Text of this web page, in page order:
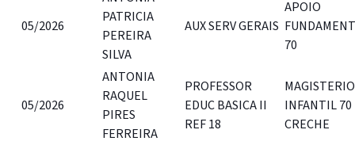
05/2026
PATRICIA
PEREIRA
SILVA
AUX SERV GERAIS
APOIO
70
05/2026
ANTONIA
RAQUEL
PIRES
FERREIRA
PROFESSOR
EDUC BASICA II
REF 18
MAGISTERIO
INFANTIL 70
CRECHE